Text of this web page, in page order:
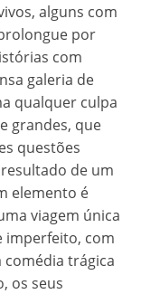
alguns com
por
com
galeria de
qualquer culpa
grandes, que
questões
de um
elemento é
viagem única
imperfeito, com
trágica
os seus